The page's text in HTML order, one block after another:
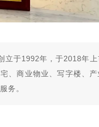
立于1992年，于2018年
、商业物业、写字楼、产
务。